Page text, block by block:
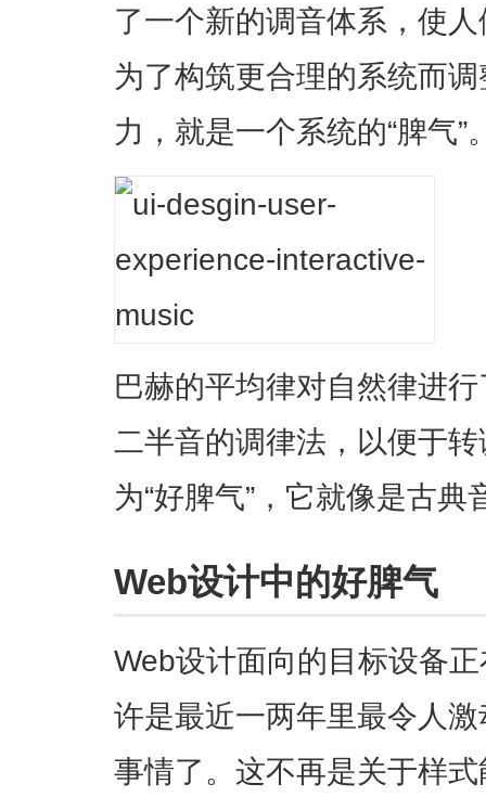
了一个新的调音体系，使
为了构筑更合理的系统而
力，就是一个系统的“脾气”
巴赫的平均律对自然律进
二半音的调律法，以便于
为“好脾气”，它就像是古
Web设计中的好脾气
Web设计面向的目标设备
许是最近一两年里最令人
事情了。这不再是关于样